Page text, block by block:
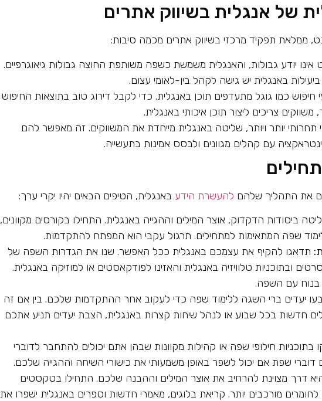
של אנגלית בשיווק אתרים
ממלאת תפקיד מרכזי בשיווק אתרים מכמה סיבות:
אינו יודע גבולות, והאנגלית משמשת כשפה משותפת החוצה גבולות גיאוגרפיים.
באנגלית יש גישה לקהל בין-לאומי עצום.
חיפוש כמו גוגל מתעדפים תוכן באנגלית. כדי לקבל דירוג טוב בתוצאות החיפוש
צריכים ליצור תוכן איכותי באנגלית.
תחרותי יותר ויותר, שליטה באנגלית מייחדת את המשווקים. זה מאפשר להם
עם קהלים מגוונים ולבסס אמינות בתעשייה.
את התהליך שלהם להעשרת הידע באנגלית, הטיפים הבאים יהיו יקרי ערך:
ביסודות הדקדוק, אוצר המילים וההגייה באנגלית. התחילו בקורסים מקוונים,
לימוד שפה המתאימות למתחילים. תרגול עקבי הוא המפתח להתקדמות.
תדאגו להקיף את עצמכם באנגלית ככל האפשר. שנו את הגדרות השפה של
ובתוכניות טלוויזיה באנגלית והאזינו לפודקאסטים או למוזיקה באנגלית.
בנוח עם השפה.
יעדים ברי השגה ללימוד שפה כדי לעקוב אחר ההתקדמות שלכם. בין אם זה
חדשות בכל שבוע או לנהל שיחות קצרות באנגלית, הצבת יעדים תניע אתכם
בתוכניות חילופי שפה או קהילות מקוונות שבהן אתם יכולים להתחבר לדוברי
שפת אם יכול לשפר באופן משמעותי את כישורי השיחה וההגייה שלכם.
דרך מצוינת להרחיב את אוצר המילים וההבנה שלכם. התחילו בטקסטים
מורכבים יותר. קריאת בלוגים, מאמרי חדשות וספרים באנגלית ישפרו את